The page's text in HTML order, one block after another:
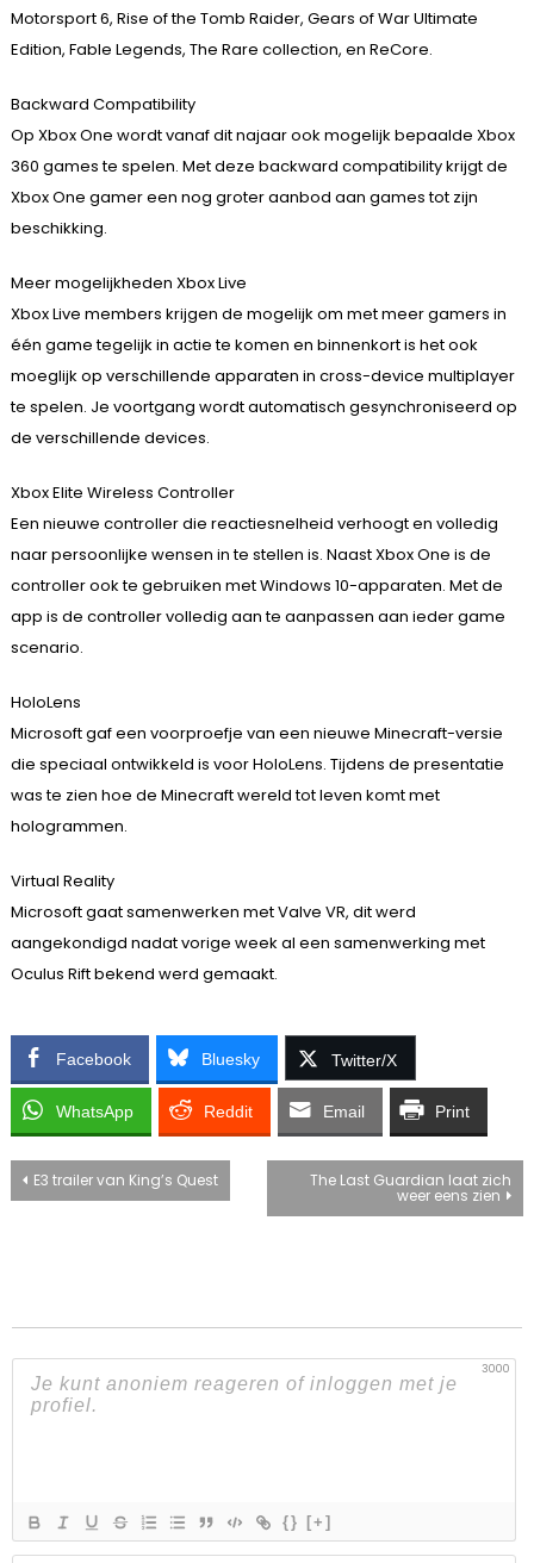
Motorsport 6, Rise of the Tomb Raider, Gears of War Ultimate
Edition, Fable Legends, The Rare collection, en ReCore.
Backward Compatibility
Op Xbox One wordt vanaf dit najaar ook mogelijk bepaalde Xbox
360 games te spelen. Met deze backward compatibility krijgt de
Xbox One gamer een nog groter aanbod aan games tot zijn
beschikking.
Meer mogelijkheden Xbox Live
Xbox Live members krijgen de mogelijk om met meer gamers in
één game tegelijk in actie te komen en binnenkort is het ook
moeglijk op verschillende apparaten in cross-device multiplayer
te spelen. Je voortgang wordt automatisch gesynchroniseerd op
de verschillende devices.
Xbox Elite Wireless Controller
Een nieuwe controller die reactiesnelheid verhoogt en volledig
naar persoonlijke wensen in te stellen is. Naast Xbox One is de
controller ook te gebruiken met Windows 10-apparaten. Met de
app is de controller volledig aan te aanpassen aan ieder game
scenario.
HoloLens
Microsoft gaf een voorproefje van een nieuwe Minecraft-versie
die speciaal ontwikkeld is voor HoloLens. Tijdens de presentatie
was te zien hoe de Minecraft wereld tot leven komt met
hologrammen.
Virtual Reality
Microsoft gaat samenwerken met Valve VR, dit werd
aangekondigd nadat vorige week al een samenwerking met
Oculus Rift bekend werd gemaakt.
Facebook Bluesky Twitter/X
WhatsApp Reddit Email Print
Bericht
E3 trailer van King’s Quest The Last Guardian laat zich
weer eens zien
3000
{} [+]